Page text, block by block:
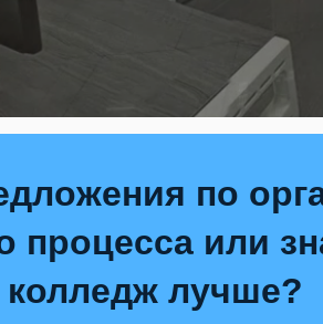
по
процесса или
колледж лучше?